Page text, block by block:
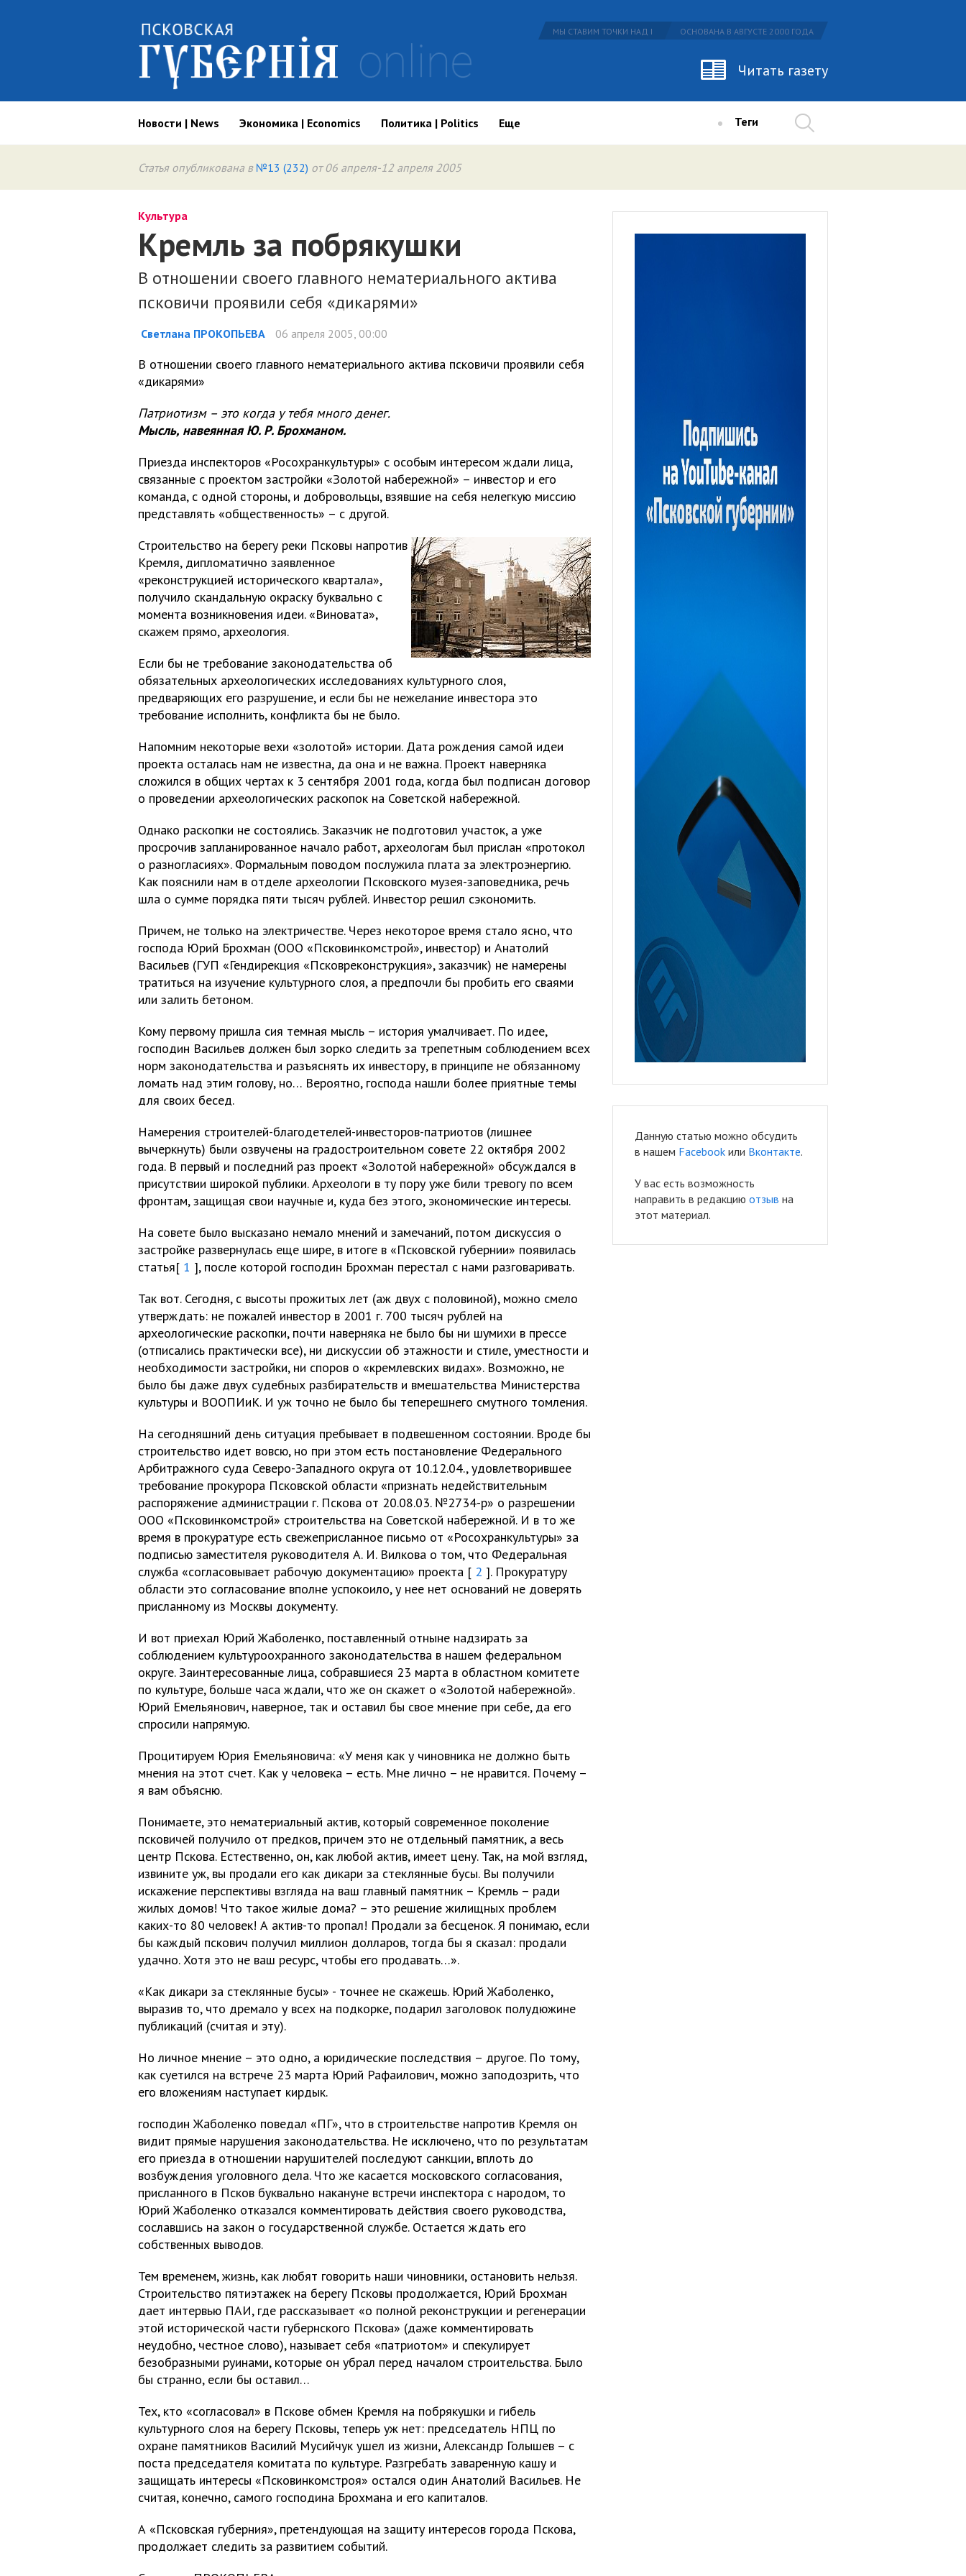
МЫ СТАВИМ ТОЧКИ НАД I ОСНОВАНА В АВГУСТЕ 2000 ГОДА
Читать газету
Новости | News Экономика | Economics Политика | Politics Еще Теги
Статья опубликована в №13 (232) от 06 апреля-12 апреля 2005
Культура
Кремль за побрякушки
В отношении своего главного нематериального актива
псковичи проявили себя «дикарями»
Светлана ПРОКОПЬЕВА 06 апреля 2005, 00:00
В отношении своего главного нематериального актива псковичи проявили себя
«дикарями»
Патриотизм – это когда у тебя много денег.
Мысль, навеянная Ю. Р. Брохманом.
Приезда инспекторов «Росохранкультуры» с особым интересом ждали лица,
связанные с проектом застройки «Золотой набережной» – инвестор и его
команда, с одной стороны, и добровольцы, взявшие на себя нелегкую миссию
представлять «общественность» – с другой.
Строительство на берегу реки Псковы напротив
Кремля, дипломатично заявленное
«реконструкцией исторического квартала»,
получило скандальную окраску буквально с
момента возникновения идеи. «Виновата»,
скажем прямо, археология.
Если бы не требование законодательства об
обязательных археологических исследованиях культурного слоя,
предваряющих его разрушение, и если бы не нежелание инвестора это
требование исполнить, конфликта бы не было.
Напомним некоторые вехи «золотой» истории. Дата рождения самой идеи
проекта осталась нам не известна, да она и не важна. Проект наверняка
сложился в общих чертах к 3 сентября 2001 года, когда был подписан договор
о проведении археологических раскопок на Советской набережной.
Однако раскопки не состоялись. Заказчик не подготовил участок, а уже
просрочив запланированное начало работ, археологам был прислан «протокол
о разногласиях». Формальным поводом послужила плата за электроэнергию.
Как пояснили нам в отделе археологии Псковского музея-заповедника, речь
шла о сумме порядка пяти тысяч рублей. Инвестор решил сэкономить.
Причем, не только на электричестве. Через некоторое время стало ясно, что
господа Юрий Брохман (ООО «Псковинкомстрой», инвестор) и Анатолий
Васильев (ГУП «Гендирекция «Псковреконструкция», заказчик) не намерены
тратиться на изучение культурного слоя, а предпочли бы пробить его сваями
или залить бетоном.
Кому первому пришла сия темная мысль – история умалчивает. По идее,
господин Васильев должен был зорко следить за трепетным соблюдением всех
норм законодательства и разъяснять их инвестору, в принципе не обязанному
ломать над этим голову, но… Вероятно, господа нашли более приятные темы
для своих бесед.
Намерения строителей-благодетелей-инвесторов-патриотов (лишнее
вычеркнуть) были озвучены на градостроительном совете 22 октября 2002
года. В первый и последний раз проект «Золотой набережной» обсуждался в
присутствии широкой публики. Археологи в ту пору уже били тревогу по всем
фронтам, защищая свои научные и, куда без этого, экономические интересы.
На совете было высказано немало мнений и замечаний, потом дискуссия о
застройке развернулась еще шире, в итоге в «Псковской губернии» появилась
статья[ 1 ], после которой господин Брохман перестал с нами разговаривать.
Так вот. Сегодня, с высоты прожитых лет (аж двух с половиной), можно смело
утверждать: не пожалей инвестор в 2001 г. 700 тысяч рублей на
археологические раскопки, почти наверняка не было бы ни шумихи в прессе
(отписались практически все), ни дискуссии об этажности и стиле, уместности и
необходимости застройки, ни споров о «кремлевских видах». Возможно, не
было бы даже двух судебных разбирательств и вмешательства Министерства
культуры и ВООПИиК. И уж точно не было бы теперешнего смутного томления.
На сегодняшний день ситуация пребывает в подвешенном состоянии. Вроде бы
строительство идет вовсю, но при этом есть постановление Федерального
Арбитражного суда Северо-Западного округа от 10.12.04., удовлетворившее
требование прокурора Псковской области «признать недействительным
распоряжение администрации г. Пскова от 20.08.03. №2734-р» о разрешении
ООО «Псковинкомстрой» строительства на Советской набережной. И в то же
время в прокуратуре есть свежеприсланное письмо от «Росохранкультуры» за
подписью заместителя руководителя А. И. Вилкова о том, что Федеральная
служба «согласовывает рабочую документацию» проекта [ 2 ]. Прокуратуру
области это согласование вполне успокоило, у нее нет оснований не доверять
присланному из Москвы документу.
И вот приехал Юрий Жаболенко, поставленный отныне надзирать за
соблюдением культуроохранного законодательства в нашем федеральном
округе. Заинтересованные лица, собравшиеся 23 марта в областном комитете
по культуре, больше часа ждали, что же он скажет о «Золотой набережной».
Юрий Емельянович, наверное, так и оставил бы свое мнение при себе, да его
спросили напрямую.
Процитируем Юрия Емельяновича: «У меня как у чиновника не должно быть
мнения на этот счет. Как у человека – есть. Мне лично – не нравится. Почему –
я вам объясню.
Понимаете, это нематериальный актив, который современное поколение
псковичей получило от предков, причем это не отдельный памятник, а весь
центр Пскова. Естественно, он, как любой актив, имеет цену. Так, на мой взгляд,
извините уж, вы продали его как дикари за стеклянные бусы. Вы получили
искажение перспективы взгляда на ваш главный памятник – Кремль – ради
жилых домов! Что такое жилые дома? – это решение жилищных проблем
каких-то 80 человек! А актив-то пропал! Продали за бесценок. Я понимаю, если
бы каждый пскович получил миллион долларов, тогда бы я сказал: продали
удачно. Хотя это не ваш ресурс, чтобы его продавать…».
«Как дикари за стеклянные бусы» - точнее не скажешь. Юрий Жаболенко,
выразив то, что дремало у всех на подкорке, подарил заголовок полудюжине
публикаций (считая и эту).
Но личное мнение – это одно, а юридические последствия – другое. По тому,
как суетился на встрече 23 марта Юрий Рафаилович, можно заподозрить, что
его вложениям наступает кирдык.
господин Жаболенко поведал «ПГ», что в строительстве напротив Кремля он
видит прямые нарушения законодательства. Не исключено, что по результатам
его приезда в отношении нарушителей последуют санкции, вплоть до
возбуждения уголовного дела. Что же касается московского согласования,
присланного в Псков буквально накануне встречи инспектора с народом, то
Юрий Жаболенко отказался комментировать действия своего руководства,
сославшись на закон о государственной службе. Остается ждать его
собственных выводов.
Тем временем, жизнь, как любят говорить наши чиновники, остановить нельзя.
Строительство пятиэтажек на берегу Псковы продолжается, Юрий Брохман
дает интервью ПАИ, где рассказывает «о полной реконструкции и регенерации
этой исторической части губернского Пскова» (даже комментировать
неудобно, честное слово), называет себя «патриотом» и спекулирует
безобразными руинами, которые он убрал перед началом строительства. Было
бы странно, если бы оставил…
Тех, кто «согласовал» в Пскове обмен Кремля на побрякушки и гибель
культурного слоя на берегу Псковы, теперь уж нет: председатель НПЦ по
охране памятников Василий Мусийчук ушел из жизни, Александр Голышев – с
поста председателя комитата по культуре. Разгребать заваренную кашу и
защищать интересы «Псковинкомстроя» остался один Анатолий Васильев. Не
считая, конечно, самого господина Брохмана и его капиталов.
А «Псковская губерния», претендующая на защиту интересов города Пскова,
продолжает следить за развитием событий.
Данную статью можно обсудить
в нашем Facebook или Вконтакте.
У вас есть возможность
направить в редакцию отзыв на
этот материал.